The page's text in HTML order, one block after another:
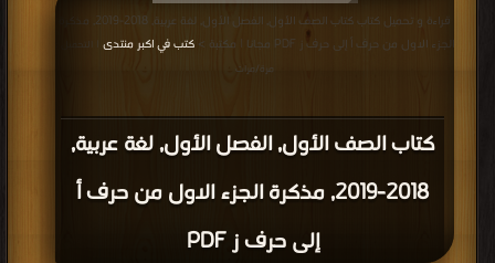
كتاب الصف الأول, الفصل الأول, لغة عربية,
2018-2019, مذكرة الجزء الاول من حرف أ
إلى حرف ز PDF
قراءة و تحميل كتاب كتاب الصف الأول, الفصل الأول, لغة عربية, 2018-2019, مذكرة
الجزء الاول من حرف أ إلى حرف ز PDF مجانا | مكتبة >
كتب في اكبر منتدى
مرة/مرات